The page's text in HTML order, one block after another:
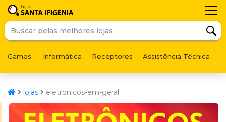
Games Informática Receptores Assistência Técnica
lojas eletronicos-em-geral